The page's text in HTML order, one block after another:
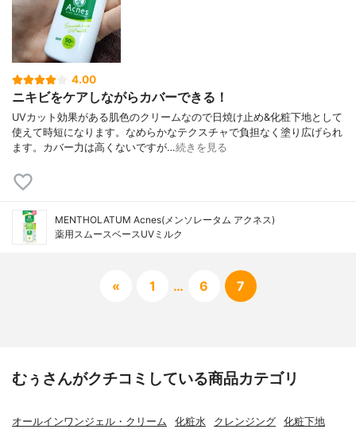
4.00
ニキビをケアしながらカバーできる！
UVカット効果がある肌色のクリームなので日焼け止め&化粧下地として
使えて時短になります。なめらかなテクスチャで負担なく塗り広げられ
ます。カバー力は高くないですが…続きを見る
MENTHOLATUM Acnes(メンソレータム アクネス)
薬用スムースベースUVミルク
« 1 … 6 7
むぅさんがクチコミしている商品カテゴリ
オールインワンジェル・クリーム 化粧水 クレンジング 化粧下地